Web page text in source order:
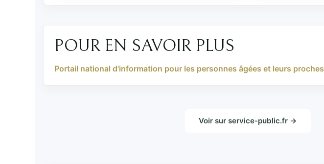
POUR EN SAVOIR PLUS
Portail national d'information pour les personnes âgées et leurs proches
Voir sur service-public.fr →